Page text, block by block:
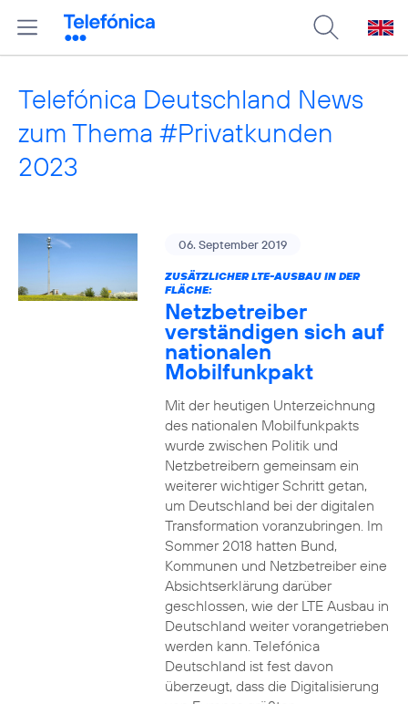
Telefónica Deutschland News
zum Thema #Privatkunden
2023
06. September 2019
ZUSÄTZLICHER LTE-AUSBAU IN DER
FLÄCHE:
Netzbetreiber
verständigen sich auf
nationalen
Mobilfunkpakt
Mit der heutigen Unterzeichnung
des nationalen Mobilfunkpakts
wurde zwischen Politik und
Netzbetreibern gemeinsam ein
weiterer wichtiger Schritt getan,
um Deutschland bei der digitalen
Transformation voranzubringen. Im
Sommer 2018 hatten Bund,
Kommunen und Netzbetreiber eine
Absichtserklärung darüber
geschlossen, wie der LTE Ausbau in
Deutschland weiter vorangetrieben
werden kann. Telefónica
Deutschland ist fest davon
überzeugt, dass die Digitalisierung